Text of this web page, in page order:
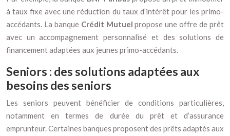
à taux fixe avec une réduction du taux d’intérêt pour les primo-
accédants. La banque Crédit Mutuelpropose une offre de prêt
avec un accompagnement personnalisé et des solutions de
financement adaptées aux jeunes primo-accédants.
Seniors : des solutions adaptées aux
besoins des seniors
Les seniors peuvent bénéficier de conditions particulières,
notamment en termes de durée du prêt et d’assurance
emprunteur. Certaines banques proposent des prêts adaptés aux